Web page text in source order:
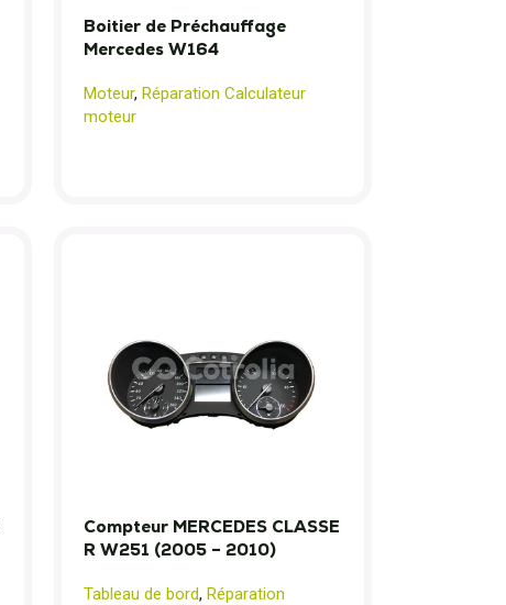
Boitier de Préchauffage
Mercedes W164
Moteur, Réparation Calculateur
moteur
Compteur MERCEDES CLASSE
R W251 (2005 – 2010)
Tableau de bord, Réparation